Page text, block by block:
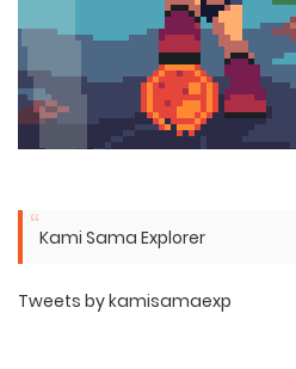
Kami Sama Explorer
Tweets by kamisamaexp